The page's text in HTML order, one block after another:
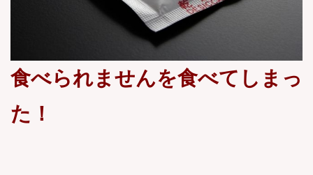
食べられませんを食べてしまっ
た！